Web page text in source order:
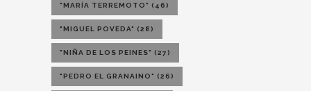
"MARÍA TERREMOTO" (46)
"MIGUEL POVEDA" (28)
"NIÑA DE LOS PEINES" (27)
"PEDRO EL GRANAINO" (26)